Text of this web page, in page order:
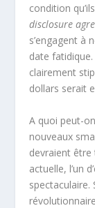
condition
disclosure
s’engagent à
date
clairement
dollars serait
A quoi peut-
nouveaux
devraient être
actuelle, l’un
spectaculaire.